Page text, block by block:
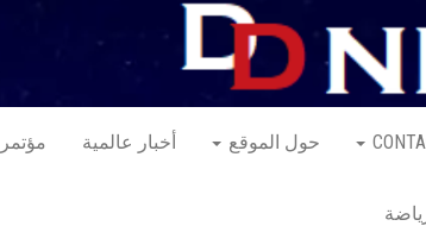
حول الموقع أخبار عالمية